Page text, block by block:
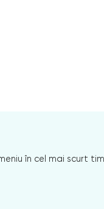
în cel mai scurt